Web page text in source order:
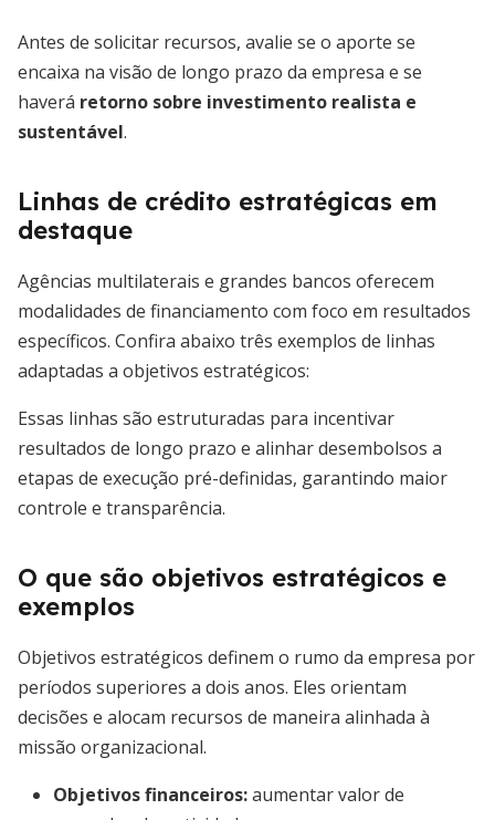
Antes de solicitar recursos, avalie se o aporte se
encaixa na visão de longo prazo da empresa e se
haverá retorno sobre investimento realista e
sustentável.
Linhas de crédito estratégicas em
destaque
Agências multilaterais e grandes bancos oferecem
modalidades de financiamento com foco em resultados
específicos. Confira abaixo três exemplos de linhas
adaptadas a objetivos estratégicos:
Essas linhas são estruturadas para incentivar
resultados de longo prazo e alinhar desembolsos a
etapas de execução pré-definidas, garantindo maior
controle e transparência.
O que são objetivos estratégicos e
exemplos
Objetivos estratégicos definem o rumo da empresa por
períodos superiores a dois anos. Eles orientam
decisões e alocam recursos de maneira alinhada à
missão organizacional.
Objetivos financeiros:aumentar valor de